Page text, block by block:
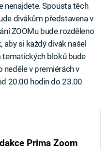
nenajdete. Spousta těch
divákům představena v
ZOOMu bude rozděleno
aby si každý divák našel
tematických bloků bude
neděle v premiérách v
20.00 hodin do 23.00
Prima Zoom